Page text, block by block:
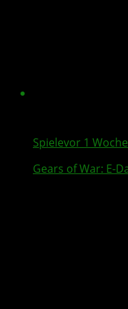
Spielevor 1 Woche
Gears of War: E-